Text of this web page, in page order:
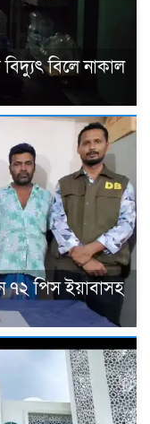
বিলে নাকাল
৭২ পিস ইয়াবাসহ